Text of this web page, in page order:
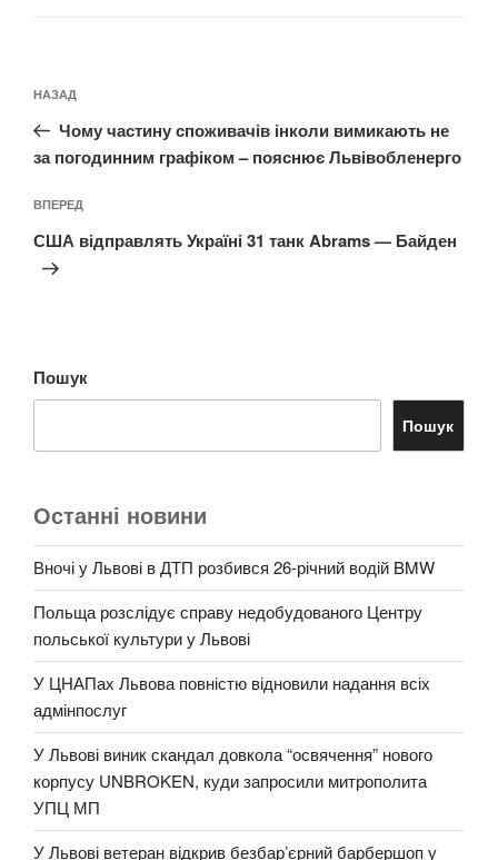
записів
Попередній
запис:
НАЗАД
Чому частину споживачів інколи вимикають не
за погодинним графіком – пояснює Львівобленерго
Наступний
запис
ВПЕРЕД
США відправлять Україні 31 танк Abrams — Байден
Пошук
Пошук
Останні новини
Вночі у Львові в ДТП розбився 26-річний водій BMW
Польща розслідує справу недобудованого Центру
польської культури у Львові
У ЦНАПах Львова повністю відновили надання всіх
адмінпослуг
У Львові виник скандал довкола “освячення” нового
корпусу UNBROKEN, куди запросили митрополита
УПЦ МП
У Львові ветеран відкрив безбар’єрний барбершоп у